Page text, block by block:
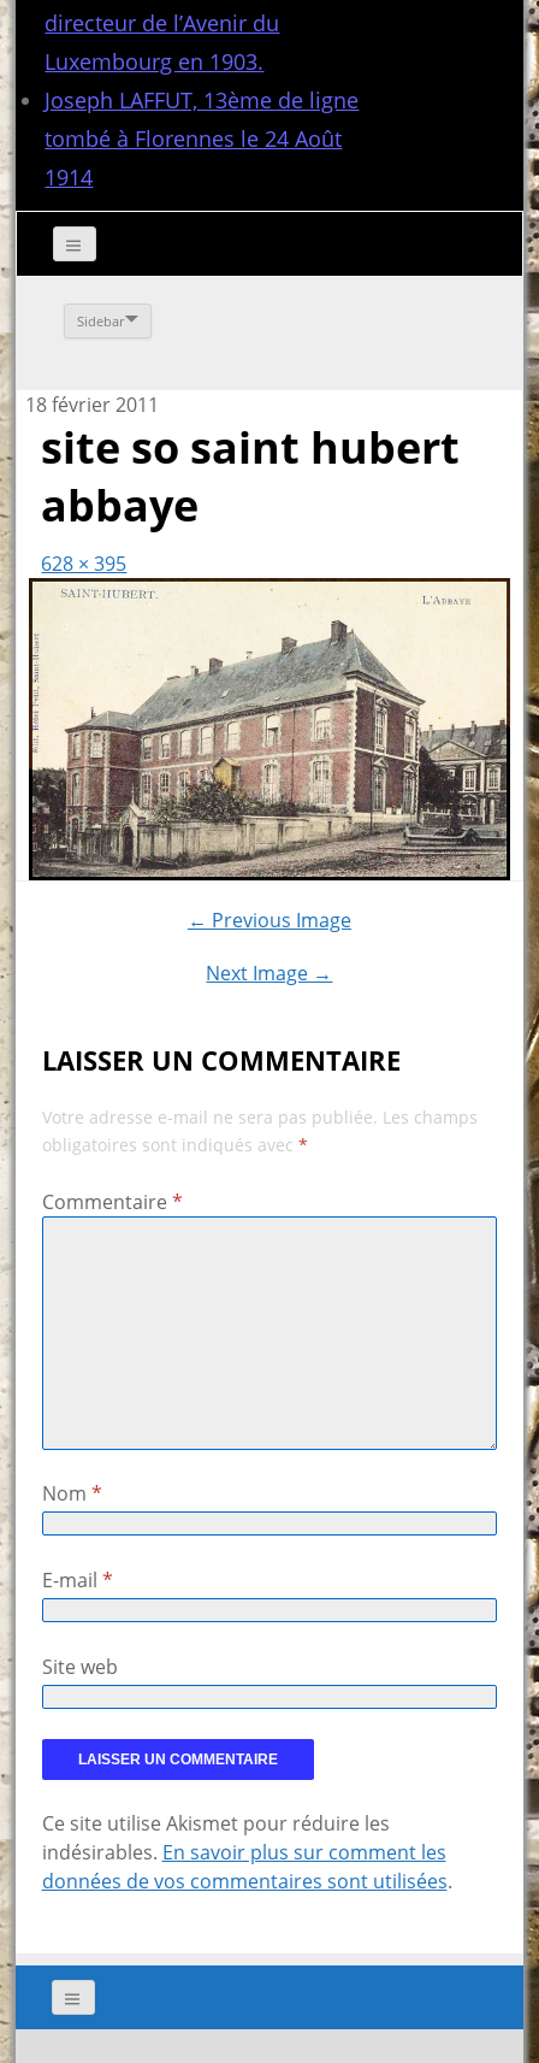
directeur de l’Avenir du
Luxembourg en 1903.
Joseph LAFFUT, 13ème de ligne
tombé à Florennes le 24 Août
1914
Sidebar
18 février 2011
site so saint hubert
abbaye
628 × 395
← Previous Image
Next Image →
LAISSER UN COMMENTAIRE
Votre adresse e-mail ne sera pas publiée. Les champs
obligatoires sont indiqués avec *
Commentaire *
Nom *
E-mail *
Site web
Ce site utilise Akismet pour réduire les
indésirables. En savoir plus sur comment les
données de vos commentaires sont utilisées.